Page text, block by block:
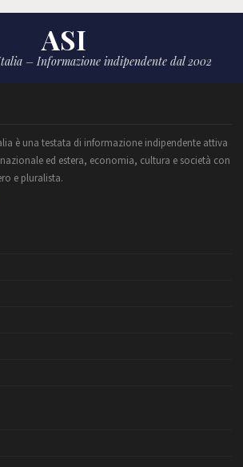
ASI
– Informazione indipendente dal 2002
è una testata di informazione indipendente attiva
ed estera, economia, cultura e società con
e pluralista.